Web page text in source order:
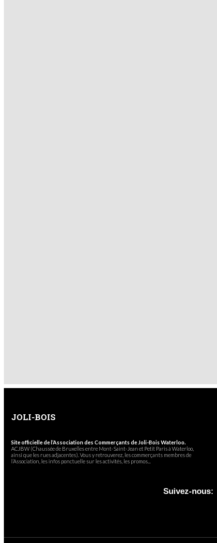
JOLI-BOIS
Site officielle de l’Association des Commerçants de Joli-Bois Waterloo.
ACJBW (Chaussée de Bruxelles entre Mont-Saint-Jean et Petit Paris à Waterloo,
ainsi que les rues adjacentes). Vous y retrouverez, les commerçants membres de
l’Association, les infos ponctuelle sur les activités, les promos...
Suivez-nous: